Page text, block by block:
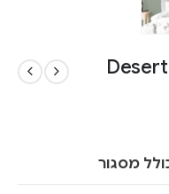
מסגור